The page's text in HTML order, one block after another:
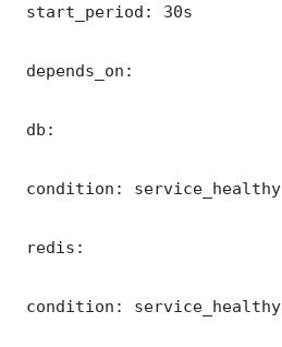
start_period: 30s
depends_on:
db:
condition: service_healthy
redis:
condition: service_healthy